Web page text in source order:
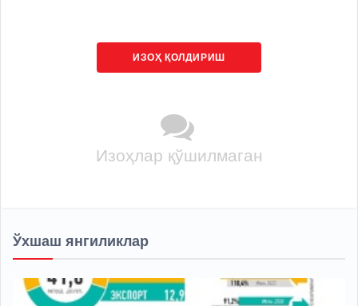
ИЗОҲ ҚОЛДИРИШ
Изоҳлар қўшилмаган
Ўхшаш янгиликлар